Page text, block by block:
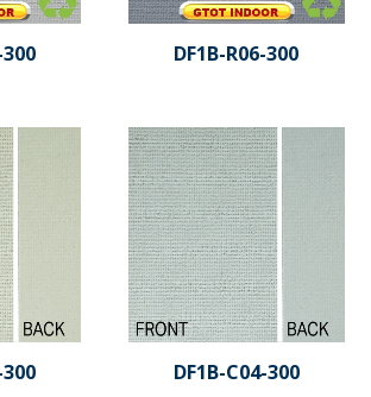
DF1B-R06-300
DF1B-C04-300